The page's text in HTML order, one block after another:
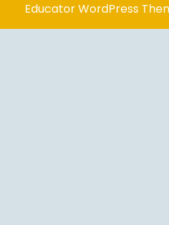
Educator WordPress